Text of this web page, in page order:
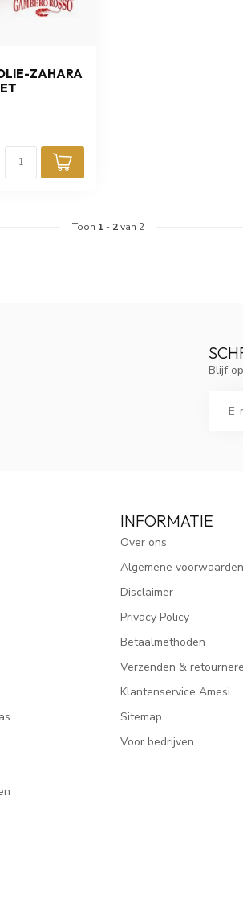
ZAHARA
Toon 1 - 2van 2
Blijf
INFORMATIE
Over ons
Algemene voorwaarden
Disclaimer
Privacy Policy
Betaalmethoden
Verzenden &
Klantenservice Amesi
Sitemap
Voor bedrijven